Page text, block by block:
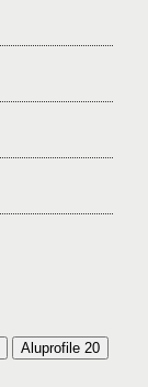
Aluprofile 20